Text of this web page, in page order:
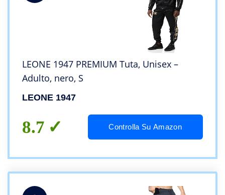
LEONE 1947 PREMIUM Tuta, Unisex –
Adulto, nero, S
LEONE 1947
8.7 Controlla Su Amazon